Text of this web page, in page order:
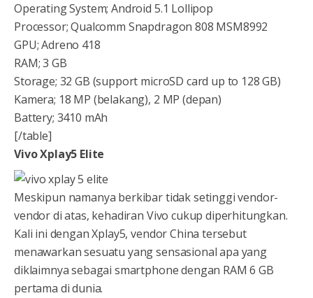
Operating System; Android 5.1 Lollipop
Processor; Qualcomm Snapdragon 808 MSM8992
GPU; Adreno 418
RAM; 3 GB
Storage; 32 GB (support microSD card up to 128 GB)
Kamera; 18 MP (belakang), 2 MP (depan)
Battery; 3410 mAh
[/table]
Vivo Xplay5 Elite
Meskipun namanya berkibar tidak setinggi vendor-
vendor di atas, kehadiran Vivo cukup diperhitungkan.
Kali ini dengan Xplay5, vendor China tersebut
menawarkan sesuatu yang sensasional apa yang
diklaimnya sebagai smartphone dengan RAM 6 GB
pertama di dunia.